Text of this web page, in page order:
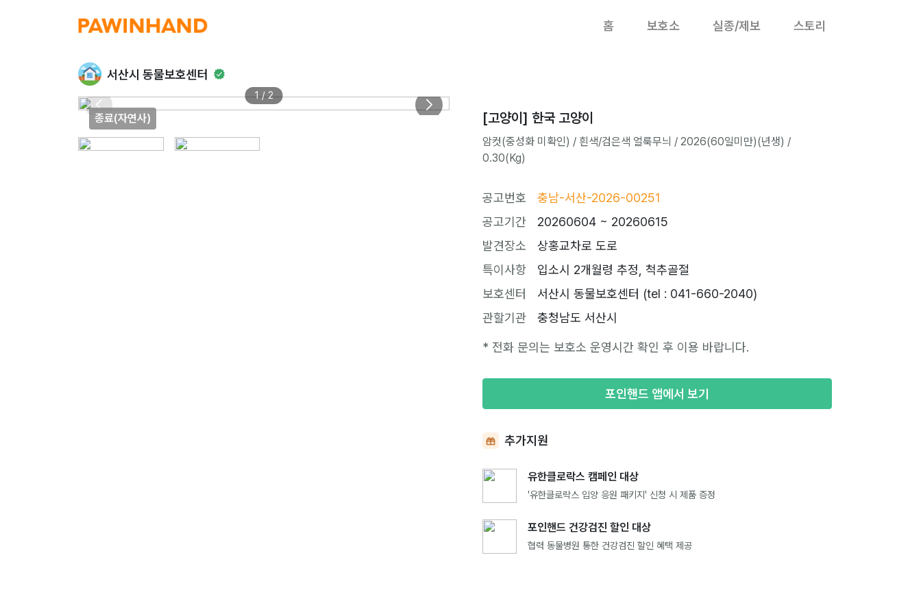
홈 보호소 실종/제보 스토리
서산시 동물보호센터
종료(자연사)
1 / 2
[고양이] 한국 고양이
암컷(중성화 미확인) / 흰색/검은색 얼룩무늬 / 2026(60일미만)(년생) /
0.30(Kg)
공고번호
충남-서산-2026-00251
공고기간
20260604 ~ 20260615
발견장소
상홍교차로 도로
특이사항
입소시 2개월령 추정, 척추골절
보호센터
서산시 동물보호센터 (tel : 041-660-2040)
관할기관
충청남도 서산시
* 전화 문의는 보호소 운영시간 확인 후 이용 바랍니다.
포인핸드 앱에서 보기
추가지원
유한클로락스 캠페인 대상
'유한클로락스 입양 응원 패키지' 신청 시 제품 증정
포인핸드 건강검진 할인 대상
협력 동물병원 통한 건강검진 할인 혜택 제공